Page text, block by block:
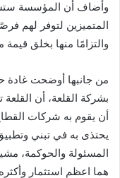
وأضاف أن المؤسسة
المتميزين لتوفر لهم
والتزامًا منها بخلق
من جانبها أوضحت غادة
بشركة القلعة، أن
أن يقوم به شركات
يحتذى به في تبني
المسئولة والحوكمة،
هما اعظم استثمار